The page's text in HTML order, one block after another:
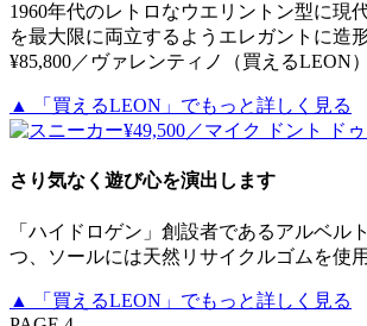
1960年代のレトロなウエリントン型に
を最大限に両立するようエレガントに造
¥85,800／ヴァレンティノ（買えるLEON）
▲ 「買えるLEON」でもっと詳しく見る
さり気なく遊び心を演出します
「ハイドロゲン」創設者であるアルベ
つ、ソールには天然リサイクルゴムを使
▲ 「買えるLEON」でもっと詳しく見る